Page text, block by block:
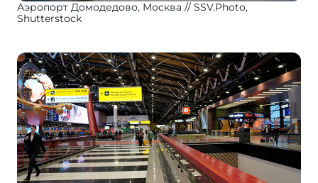
Аэропорт Домодедово, Москва
SSV.Photo,
Shutterstock